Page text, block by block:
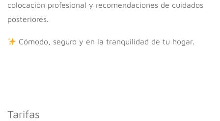
colocación profesional y recomendaciones de cuidados
posteriores.
Cómodo, seguro y en la tranquilidad de tu hogar.
Tarifas